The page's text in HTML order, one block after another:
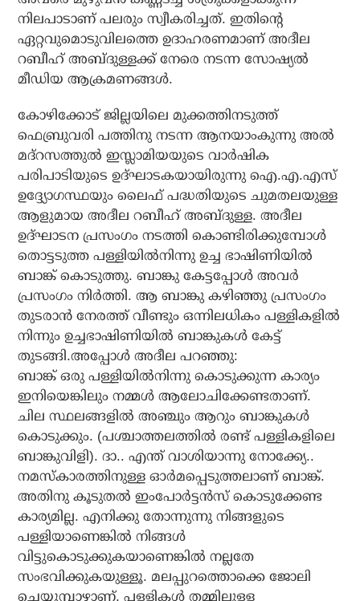
നിലപാടാണ് പലരും സ്വീകരിച്ചത്. ഇതിന്റെ
ഏറ്റവുമൊടുവിലത്തെ ഉദാഹരണമാണ് അദീല
റബീഹ് അബ്ദുള്ളക്ക് നേരെ നടന്ന സോഷ്യല്‍
മീഡിയ ആക്രമണങ്ങള്‍.
കോഴിക്കോട് ജില്ലയിലെ മുക്കത്തിനടുത്ത്
ഫെബ്രുവരി പത്തിനു നടന്ന ആനയാംകുന്നു അല്‍
മദ്‌റസത്തുല്‍ ഇസ്ലാമിയയുടെ വാര്‍ഷിക
പരിപാടിയുടെ ഉദ്ഘാടകയായിരുന്നു ഐ.എ.എസ്
ഉദ്ദ്യോഗസ്ഥയും ലൈഫ് പദ്ധതിയുടെ ചുമതലയുള്ള
ആളുമായ അദീല റബീഹ് അബ്ദുള്ള. അദീല
ഉദ്ഘാടന പ്രസംഗം നടത്തി കൊണ്ടിരിക്കുമ്പോള്‍
തൊട്ടടുത്ത പള്ളിയില്‍നിന്നു ഉച്ച ഭാഷിണിയില്‍
ബാങ്ക് കൊടുത്തു. ബാങ്കു കേട്ടപ്പോള്‍ അവര്‍
പ്രസംഗം നിര്‍ത്തി. ആ ബാങ്കു കഴിഞ്ഞു പ്രസംഗം
തുടരാന്‍ നേരത്ത് വീണ്ടും ഒന്നിലധികം പള്ളികളില്‍
നിന്നും ഉച്ചഭാഷിണിയില്‍ ബാങ്കുകള്‍ കേട്ട്
തുടങ്ങി.അപ്പോള്‍ അദീല പറഞ്ഞു:
ബാങ്ക് ഒരു പള്ളിയില്‍നിന്നു കൊടുക്കുന്ന കാര്യം
ഇനിയെങ്കിലും നമ്മള്‍ ആലോചിക്കേണ്ടതാണ്.
ചില സ്ഥലങ്ങളില്‍ അഞ്ചും ആറും ബാങ്കുകള്‍
കൊടുക്കും. (പശ്ചാത്തലത്തില്‍ രണ്ട് പള്ളികളിലെ
ബാങ്കുവിളി). ദാ.. എന്ത് വാശിയാന്നു നോക്ക്യേ..
നമസ്‌കാരത്തിനുള്ള ഓര്‍മപ്പെടുത്തലാണ് ബാങ്ക്.
അതിനു കൂടുതല്‍ ഇംപോര്‍ട്ടന്‍സ് കൊടുക്കേണ്ട
കാര്യമില്ല. എനിക്കു തോന്നുന്നു നിങ്ങളുടെ
പള്ളിയാണെങ്കില്‍ നിങ്ങള്‍
വിട്ടുകൊടുക്കുകയാണെങ്കില്‍ നല്ലതേ
സംഭവിക്കുകയുള്ളൂ. മലപ്പുറത്തൊക്കെ ജോലി
ചെയ്യുമ്പാഴാണ്, പള്ളികള്‍ തമ്മിലുള്ള